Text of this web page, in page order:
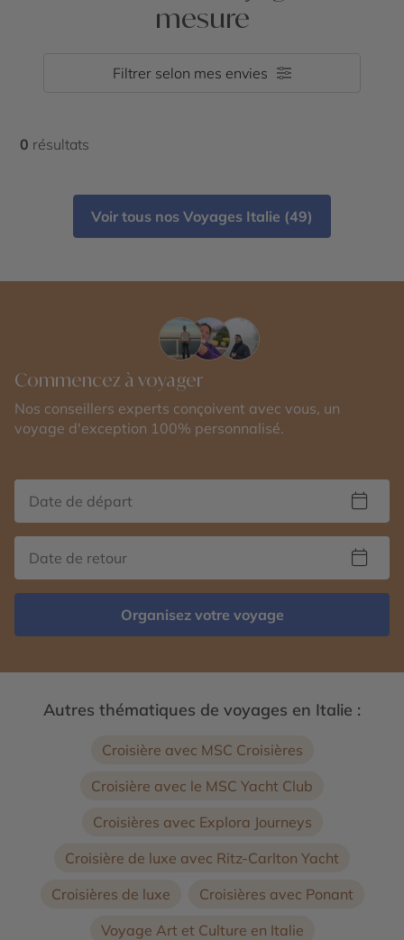
mesure
Filtrer selon mes envies
0 résultats
Voir tous nos Voyages Italie (49)
Commencez à voyager
Nos conseillers experts conçoivent avec vous, un
voyage d'exception 100% personnalisé.
Organisez votre voyage
Autres thématiques de voyages en Italie :
Croisière avec MSC Croisières
Croisière avec le MSC Yacht Club
Croisières avec Explora Journeys
Croisière de luxe avec Ritz-Carlton Yacht
Croisières de luxe
Croisières avec Ponant
Voyage Art et Culture en Italie